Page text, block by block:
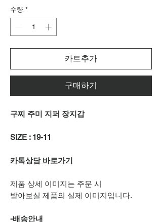
수량 *
카트추가
구매하기
구찌 주미 지퍼 장지갑
SIZE : 19-11
카톡상담 바로가기
제품 상세 이미지는 주문 시
받아보실 제품의 실제 이미지입니다.
-배송안내